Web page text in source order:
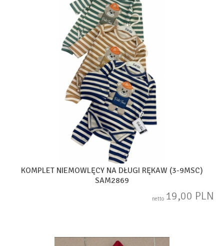
KOMPLET NIEMOWLĘCY NA DŁUGI RĘKAW (3-9MSC)
SAM2869
netto 19,00 PLN